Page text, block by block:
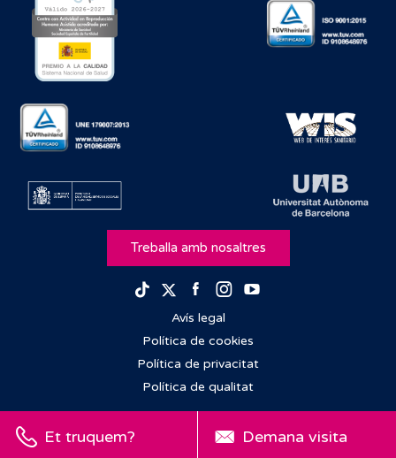
Et truquem? Demana visita
Treballa amb nosaltres
TikTokTwitterFacebook
Instagram
Avís legal
Política de cookies
Política de privacitat
Política de qualitat